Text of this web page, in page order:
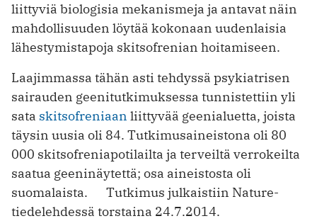
liittyviä biologisia mekanismeja ja antavat näin
mahdollisuuden löytää kokonaan uudenlaisia
lähestymistapoja skitsofrenian hoitamiseen.
Laajimmassa tähän asti tehdyssä psykiatrisen
sairauden geenitutkimuksessa tunnistettiin yli
sata skitsofreniaan liittyvää geenialuetta, joista
täysin uusia oli 84. Tutkimusaineistona oli 80
000 skitsofreniapotilailta ja terveiltä verrokeilta
saatua geeninäytettä; osa aineistosta oli
suomalaista. Tutkimus julkaistiin Nature-
tiedelehdessä torstaina 24.7.2014.